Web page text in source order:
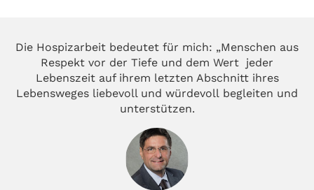
Die Hospizarbeit bedeutet für mich: „Menschen aus
Respekt vor der Tiefe und dem Wert jeder
Lebenszeit auf ihrem letzten Abschnitt ihres
Lebensweges liebevoll und würdevoll begleiten und
unterstützen.